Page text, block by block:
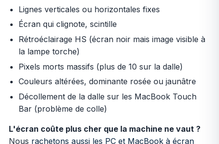
Lignes verticales ou horizontales fixes
Écran qui clignote, scintille
Rétroéclairage HS (écran noir mais image visible à
la lampe torche)
Pixels morts massifs (plus de 10 sur la dalle)
Couleurs altérées, dominante rosée ou jaunâtre
Décollement de la dalle sur les MacBook Touch
Bar (problème de colle)
L'écran coûte plus cher que la machine ne vaut ?
Nous rachetons aussi les PC et MacBook à écran